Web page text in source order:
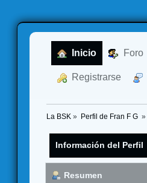
Inicio Foro
Registrarse
La BSK » Perfil de Fran F G »
Información del Perfil
Resumen